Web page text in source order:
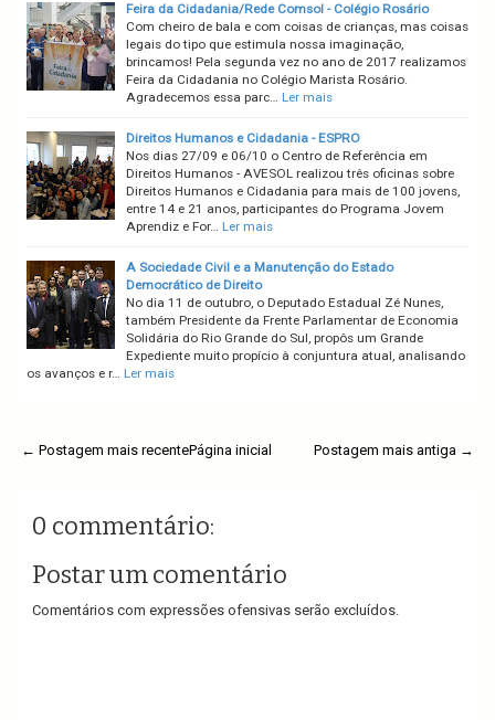
Feira da Cidadania/Rede Comsol - Colégio Rosário
Com cheiro de bala e com coisas de crianças, mas coisas
legais do tipo que estimula nossa imaginação,
brincamos! Pela segunda vez no ano de 2017 realizamos
Feira da Cidadania no Colégio Marista Rosário.
Agradecemos essa parc… Ler mais
Direitos Humanos e Cidadania - ESPRO
Nos dias 27/09 e 06/10 o Centro de Referência em
Direitos Humanos - AVESOL realizou três oficinas sobre
Direitos Humanos e Cidadania para mais de 100 jovens,
entre 14 e 21 anos, participantes do Programa Jovem
Aprendiz e For… Ler mais
A Sociedade Civil e a Manutenção do Estado
Democrático de Direito
No dia 11 de outubro, o Deputado Estadual Zé Nunes,
também Presidente da Frente Parlamentar de Economia
Solidária do Rio Grande do Sul, propôs um Grande
Expediente muito propício à conjuntura atual, analisando
os avanços e r… Ler mais
← Postagem mais recente Postagem mais antiga →
Página inicial
0 commentário:
Postar um comentário
Comentários com expressões ofensivas serão excluídos.